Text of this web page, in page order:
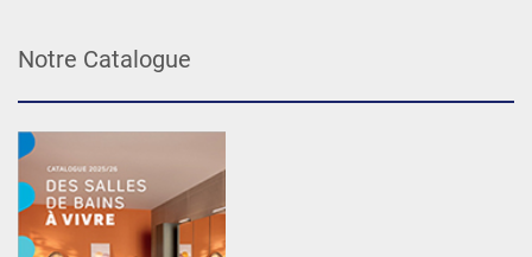
Notre Catalogue